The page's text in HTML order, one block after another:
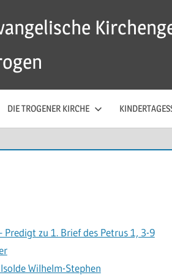
DIE TROGENER KIRCHE
zu 1. Brief des Petrus 1, 3-9
Wilhelm-Stephen